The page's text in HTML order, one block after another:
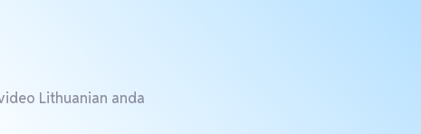
Lithuanian anda